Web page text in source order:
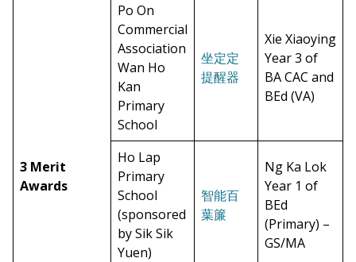
3 Merit
Awards
Po On
Commercial
Association
Wan Ho
Kan
Primary
School
坐定定
提醒器
Xie Xiaoying
Year 3 of
BA CAC and
BEd (VA)
Ho Lap
Primary
School
(sponsored
by Sik Sik
Yuen)
智能百
葉簾
Ng Ka Lok
Year 1 of
BEd
(Primary) –
GS/MA